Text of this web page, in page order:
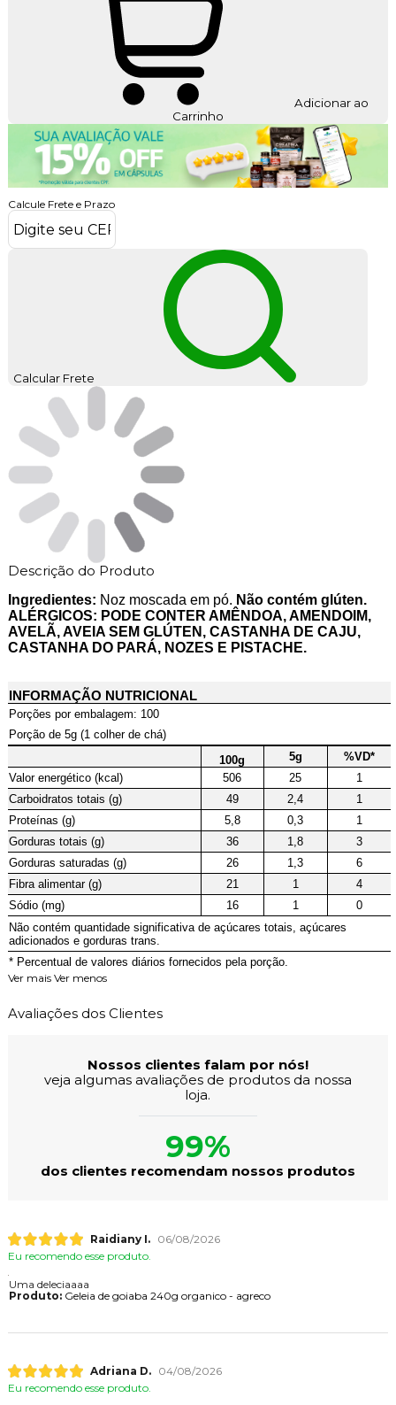
Adicionar ao
Carrinho
Calcule Frete e Prazo
Calcular Frete
Descrição do Produto
Ingredientes: Noz moscada em pó. Não contém glúten.
ALÉRGICOS: PODE CONTER AMÊNDOA, AMENDOIM,
AVELÃ, AVEIA SEM GLÚTEN, CASTANHA DE CAJU,
CASTANHA DO PARÁ, NOZES E PISTACHE.
INFORMAÇÃO NUTRICIONAL
Porções por embalagem: 100
Porção de 5g (1 colher de chá)
100g
5g
%VD*
Valor energético (kcal)
506 25
1
Carboidratos totais (g)
49 2,4
1
Proteínas (g)
5,8 0,3
1
Gorduras totais (g)
36 1,8
3
Gorduras saturadas (g)
26 1,3
6
Fibra alimentar (g)
21 1
4
Sódio (mg)
16 1
0
Não contém quantidade significativa de açúcares totais, açúcares
adicionados e gorduras trans.
* Percentual de valores diários fornecidos pela porção.
Ver mais Ver menos
Avaliações dos Clientes
Nossos clientes falam por nós!
veja algumas avaliações de produtos da nossa
loja.
99%
dos clientes recomendam nossos produtos
Raidiany I.
06/08/2026
Eu recomendo esse produto.
Uma deleciaaaa
Produto:Geleia de goiaba 240g organico - agreco
Adriana D.
04/08/2026
Eu recomendo esse produto.